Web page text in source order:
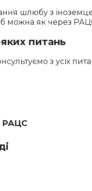
шлюбу з
можна як через
питань
з усіх
РАЦС